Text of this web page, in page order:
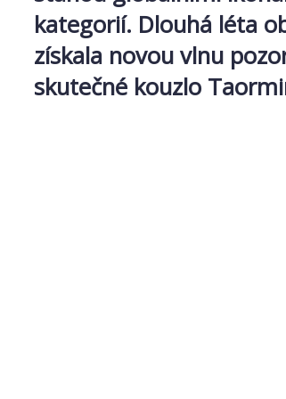
kategorií. Dlouhá léta
získala novou vlnu
skutečné kouzlo